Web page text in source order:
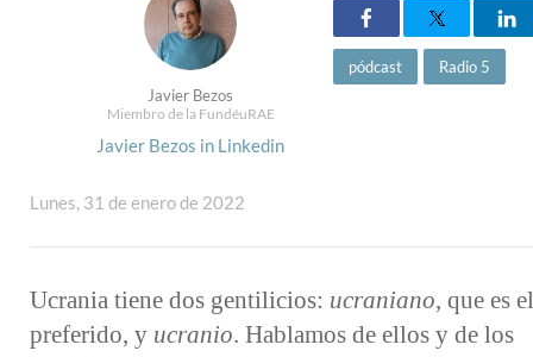
Javier Bezos
Miembro de la FundéuRAE
Javier Bezos in Linkedin
pódcast Radio 5
Lunes, 31 de enero de 2022
Ucrania tiene dos gentilicios: ucraniano, que es el
preferido, y ucranio. Hablamos de ellos y de los